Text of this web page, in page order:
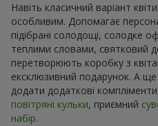
Навіть класичний варіант
особливим. Допомагає
підібрані солодощі, солодке
теплими словами, святковий
перетворюють коробку з
ексклюзивний подарунок. А
додати додаткові
повітряні кульки, приємний
набір.